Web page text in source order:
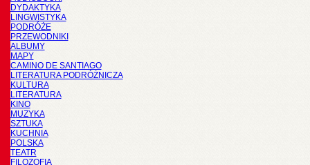
DYDAKTYKA
LINGWISTYKA
PODRÓŻE
PRZEWODNIKI
ALBUMY
MAPY
CAMINO DE SANTIAGO
LITERATURA PODRÓŻNICZA
KULTURA
LITERATURA
KINO
MUZYKA
SZTUKA
KUCHNIA
POLSKA
TEATR
FILOZOFIA